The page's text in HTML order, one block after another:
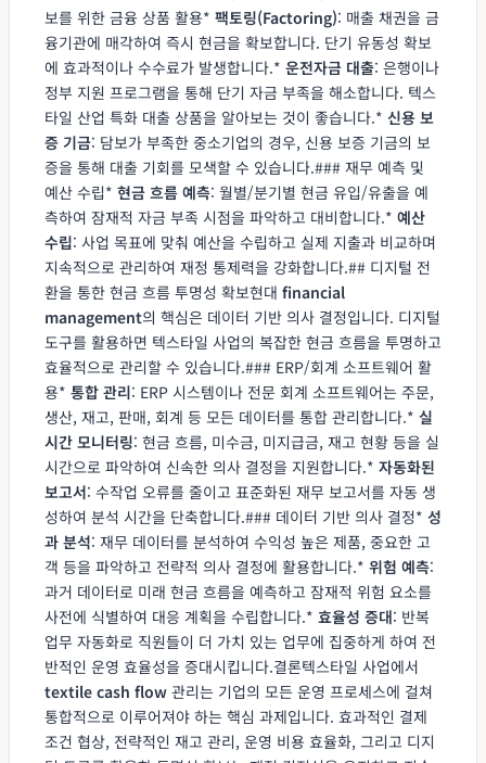
보를 위한 금융 상품 활용* 팩토링(Factoring): 매출 채권을 금
융기관에 매각하여 즉시 현금을 확보합니다. 단기 유동성 확보
에 효과적이나 수수료가 발생합니다.* 운전자금 대출: 은행이나
정부 지원 프로그램을 통해 단기 자금 부족을 해소합니다. 텍스
타일 산업 특화 대출 상품을 알아보는 것이 좋습니다.* 신용 보
증 기금: 담보가 부족한 중소기업의 경우, 신용 보증 기금의 보
증을 통해 대출 기회를 모색할 수 있습니다.### 재무 예측 및
예산 수립* 현금 흐름 예측: 월별/분기별 현금 유입/유출을 예
측하여 잠재적 자금 부족 시점을 파악하고 대비합니다.* 예산
수립: 사업 목표에 맞춰 예산을 수립하고 실제 지출과 비교하며
지속적으로 관리하여 재정 통제력을 강화합니다.## 디지털 전
환을 통한 현금 흐름 투명성 확보현대 financial
management의 핵심은 데이터 기반 의사 결정입니다. 디지털
도구를 활용하면 텍스타일 사업의 복잡한 현금 흐름을 투명하고
효율적으로 관리할 수 있습니다.### ERP/회계 소프트웨어 활
용* 통합 관리: ERP 시스템이나 전문 회계 소프트웨어는 주문,
생산, 재고, 판매, 회계 등 모든 데이터를 통합 관리합니다.* 실
시간 모니터링: 현금 흐름, 미수금, 미지급금, 재고 현황 등을 실
시간으로 파악하여 신속한 의사 결정을 지원합니다.* 자동화된
보고서: 수작업 오류를 줄이고 표준화된 재무 보고서를 자동 생
성하여 분석 시간을 단축합니다.### 데이터 기반 의사 결정* 성
과 분석: 재무 데이터를 분석하여 수익성 높은 제품, 중요한 고
객 등을 파악하고 전략적 의사 결정에 활용합니다.* 위험 예측:
과거 데이터로 미래 현금 흐름을 예측하고 잠재적 위험 요소를
사전에 식별하여 대응 계획을 수립합니다.* 효율성 증대: 반복
업무 자동화로 직원들이 더 가치 있는 업무에 집중하게 하여 전
반적인 운영 효율성을 증대시킵니다.결론텍스타일 사업에서
textile cash flow 관리는 기업의 모든 운영 프로세스에 걸쳐
통합적으로 이루어져야 하는 핵심 과제입니다. 효과적인 결제
조건 협상, 전략적인 재고 관리, 운영 비용 효율화, 그리고 디지